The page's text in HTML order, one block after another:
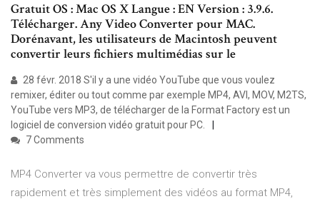
Gratuit OS : Mac OS X Langue : EN Version : 3.9.6.
Télécharger. Any Video Converter pour MAC.
Dorénavant, les utilisateurs de Macintosh peuvent
convertir leurs fichiers multimédias sur le
28 févr. 2018 S'il y a une vidéo YouTube que vous voulez
remixer, éditer ou tout comme par exemple MP4, AVI, MOV, M2TS,
YouTube vers MP3, de télécharger de la Format Factory est un
logiciel de conversion vidéo gratuit pour PC.
7 Comments
MP4 Converter va vous permettre de convertir très
rapidement et très simplement des vidéos au format MP4,